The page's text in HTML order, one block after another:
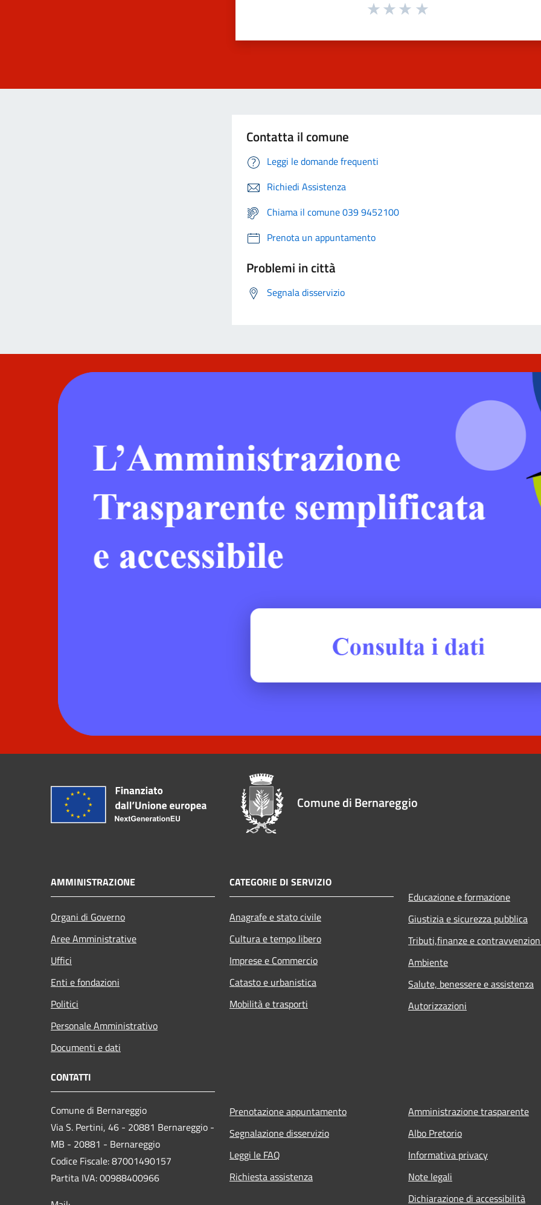
Contatta il comune
Leggi le domande frequenti
Richiedi Assistenza
Chiama il comune 039 9452100
Prenota un appuntamento
Problemi in città
Segnala disservizio
Comune di Bernareggio
AMMINISTRAZIONE
Organi di Governo
Aree Amministrative
Uffici
Enti e fondazioni
Politici
Personale Amministrativo
Documenti e dati
CATEGORIE DI SERVIZIO
Anagrafe e stato civile
Cultura e tempo libero
Imprese e Commercio
Catasto e urbanistica
Mobilità e trasporti
Educazione e formazione
Giustizia e sicurezza pubblica
Tributi,finanze e
Ambiente
Salute, benessere e assistenza
Autorizzazioni
CONTATTI
Comune di Bernareggio
Via S. Pertini, 46 - 20881 Bernareggio -
MB - 20881 - Bernareggio
Codice Fiscale: 87001490157
Partita IVA: 00988400966
Prenotazione appuntamento
Segnalazione disservizio
Leggi le FAQ
Richiesta assistenza
Amministrazione trasparente
Albo Pretorio
Informativa privacy
Note legali
Dichiarazione di accessibilità